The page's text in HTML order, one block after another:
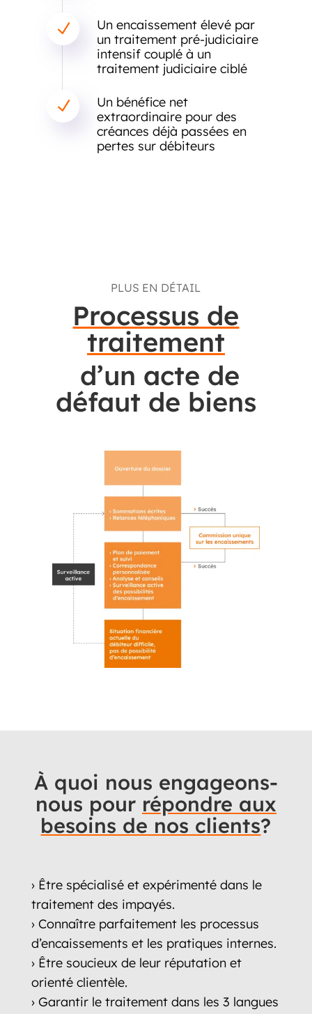
N
Un encaissement élevé par
un traitement pré-judiciaire
intensif couplé à un
traitement judiciaire ciblé
N
Un bénéfice net
extraordinaire pour des
créances déjà passées en
pertes sur débiteurs
PLUS EN DÉTAIL
Processus de
traitement
d’un acte de
défaut de biens
À quoi nous engageons-
nous pour répondre aux
besoins de nos clients?
› Être spécialisé et expérimenté dans le
traitement des impayés.
› Connaître parfaitement les processus
d’encaissements et les pratiques internes.
› Être soucieux de leur réputation et
orienté clientèle.
› Garantir le traitement dans les 3 langues